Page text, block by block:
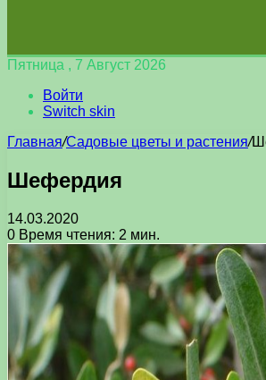
Пятница , 7 Август 2026
Войти
Switch skin
Главная/Садовые цветы и растения/
Шефердия
14.03.2020
0 Время чтения: 2 мин.